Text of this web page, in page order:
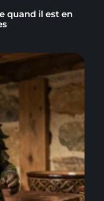
quand il est en